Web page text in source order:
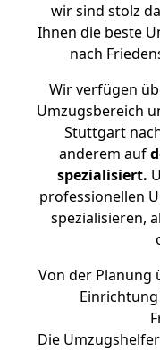
wir sind stolz
Ihnen die beste
nach
Wir verfügen
Umzugsbereich
Stuttgart
anderem auf
spezialisiert.
professionellen
spezialisieren,
Von der Planung
Die